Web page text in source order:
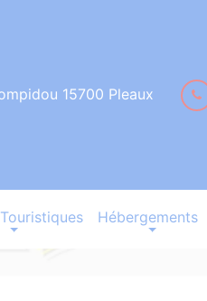
15700 Pleaux
Hébergements